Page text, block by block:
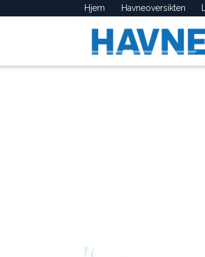
Hjem Havneoversikten